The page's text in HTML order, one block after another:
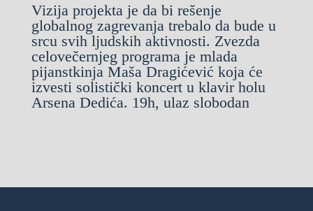
Vizija projekta je da bi rešenje
globalnog zagrevanja trebalo da bude u
srcu svih ljudskih aktivnosti. Zvezda
celovečernjeg programa je mlada
pijanstkinja Maša Dragićević koja će
izvesti solistički koncert u klavir holu
Arsena Dedića. 19h, ulaz slobodan